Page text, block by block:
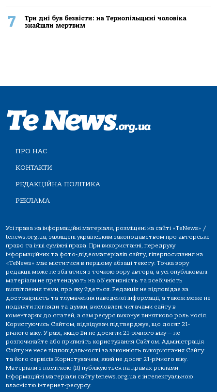
7
Три дні був безвісти: на Тернопільщині чоловіка
знайшли мертвим
ПРО НАС
КОНТАКТИ
РЕДАКЦІЙНА ПОЛІТИКА
РЕКЛАМА
Усі права на інформаційні матеріали, розміщені на сайті «TeNews» /
tenews.org.ua, захищені українським законодавством про авторське
право та інші суміжні права. При використанні, передруку
інформаційних та фото-,відеоматеріалів сайту, гіперпосилання на
«TeNews» має міститися в першому абзаці тексту. Точка зору
редакції може не збігатися з точкою зору автора, а усі опубліковані
матеріали не претендують на об'єктивність та всебічність
висвітлення теми, про яку йдеться. Редакція не відповідає за
достовірність та тлумачення наведеної інформації, а також може не
поділяти погляди та думки, висловлені читачами сайту в
коментарях до статей, а сам ресурс виконує винятково роль носія.
Користуючись Сайтом, відвідувач підтверджує, що досяг 21-
річного віку. У разі, якщо Ви не досягли 21-річного віку — не
розпочинайте або припиніть користування Сайтом. Адміністрація
Сайту не несе відповідальності за законність використання Сайту
та його сервісів Користувачем, який не досяг 21-річного віку.
Матеріали з поміткою (R) публікуються на правах реклами.
Інформаційні матеріали сайту tenews.org.ua є інтелектуальною
власністю інтернет-ресурсу.